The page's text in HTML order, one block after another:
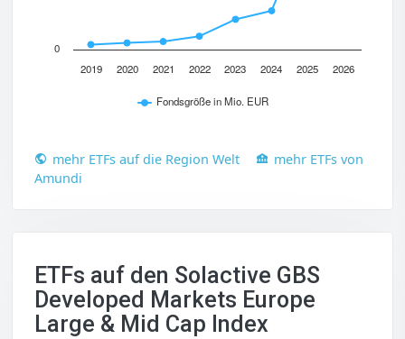
Fondsgröße in Mio. EUR
2019 2020 2021 2022 2023 2024 2025 2026
0
mehr ETFs auf die Region Welt
mehr ETFs von
Amundi
ETFs auf den Solactive GBS
Developed Markets Europe
Large & Mid Cap Index